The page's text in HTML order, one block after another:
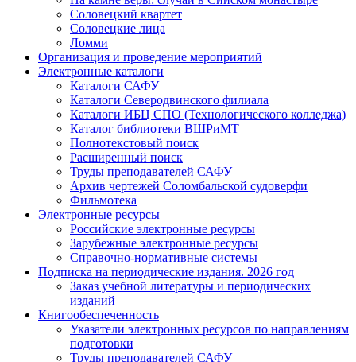
Соловецкий квартет
Соловецкие лица
Ломми
Организация и проведение мероприятий
Электронные каталоги
Каталоги САФУ
Каталоги Северодвинского филиала
Каталоги ИБЦ СПО (Технологического колледжа)
Каталог библиотеки ВШРиМТ
Полнотекстовый поиск
Расширенный поиск
Труды преподавателей САФУ
Архив чертежей Соломбальской судоверфи
Фильмотека
Электронные ресурсы
Российские электронные ресурсы
Зарубежные электронные ресурсы
Справочно-нормативные системы
Подписка на периодические издания. 2026 год
Заказ учебной литературы и периодических
изданий
Книгообеспеченность
Указатели электронных ресурсов по направлениям
подготовки
Труды преподавателей САФУ